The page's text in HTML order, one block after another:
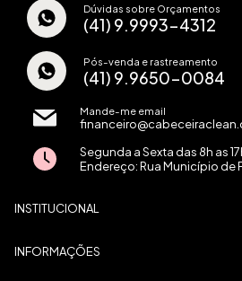
Dúvidas sobre Orçamentos
(41) 9.9993-4312
Pós-venda e rastreamento
(41) 9.9650-0084
Mande-me email
Segunda a Sexta das 8h as
Endereço: Rua Município de
INSTITUCIONAL
INFORMAÇÕES